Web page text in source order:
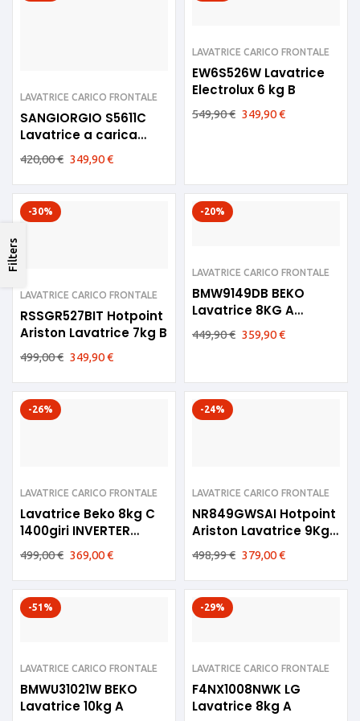
Filters
LAVATRICE CARICO FRONTALE
SANGIORGIO S5611C
Lavatrice a carica
frontale 8kg
meccanica Classe D
420,00€ 349,90€
LAVATRICE CARICO FRONTALE
EW6S526W Lavatrice
Electrolux 6 kg B
549,90€ 349,90€
-30%
LAVATRICE CARICO FRONTALE
RSSGR527BIT Hotpoint
Ariston Lavatrice 7kg B
499,00€ 349,90€
-20%
LAVATRICE CARICO FRONTALE
BMW9149DB BEKO
Lavatrice 8KG A
Inverter
449,90€ 359,90€
-26%
LAVATRICE CARICO FRONTALE
Lavatrice Beko 8kg C
1400giri INVERTER
WUX81436AI
499,00€ 369,00€
-24%
LAVATRICE CARICO FRONTALE
NR849GWSAI Hotpoint
Ariston Lavatrice 9Kg
A 1400giri inverter
498,99€ 379,00€
-51%
LAVATRICE CARICO FRONTALE
BMWU31021W BEKO
Lavatrice 10kg A
-29%
LAVATRICE CARICO FRONTALE
F4NX1008NWK LG
Lavatrice 8kg A